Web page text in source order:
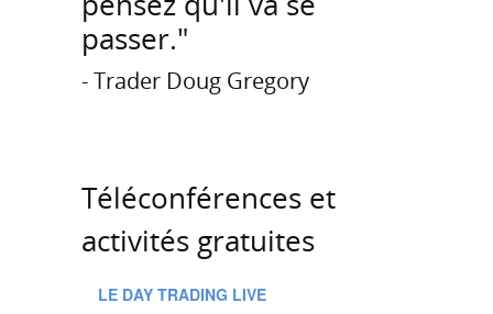
passer."
- Trader Doug Gregory
Téléconférences et
activités gratuites